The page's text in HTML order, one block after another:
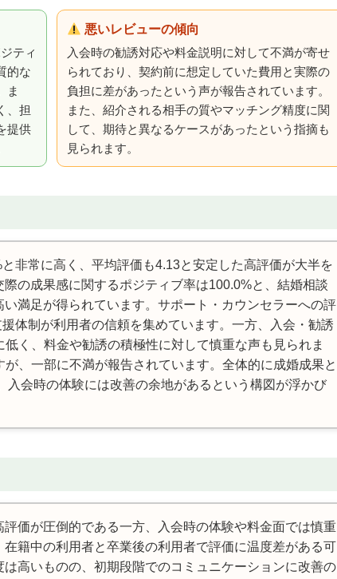
ティ
的な
ま
、担
提供
悪いレビューの傾向
入会時の勧誘対応や料金説明に対して不満が寄せ
られており、契約前に想定していた費用と実際の
負担に差があったという声が報告されています。
また、紹介される相手の質やマッチング精度に関
して、期待と異なるケースがあったという指摘も
見られます。
非常に高く、平均評価も4.13と安定した高評価が大半を
の成果感に関するポジティブ率は100.0%と、結婚相談
満足が得られています。サポート・カウンセラーへの評
体制が利用者の信頼を集めています。一方、入会・勧誘
く、料金や勧誘の積極性に対して慎重な声も見られま
、一部に不満が報告されています。全体的に成婚成果と
入会時の体験には改善の余地があるという構図が浮かび
価が圧倒的である一方、入会時の体験や料金面では慎重
籍中の利用者と卒業後の利用者で評価に温度差がある可
高いものの、初期段階でのコミュニケーションに改善の